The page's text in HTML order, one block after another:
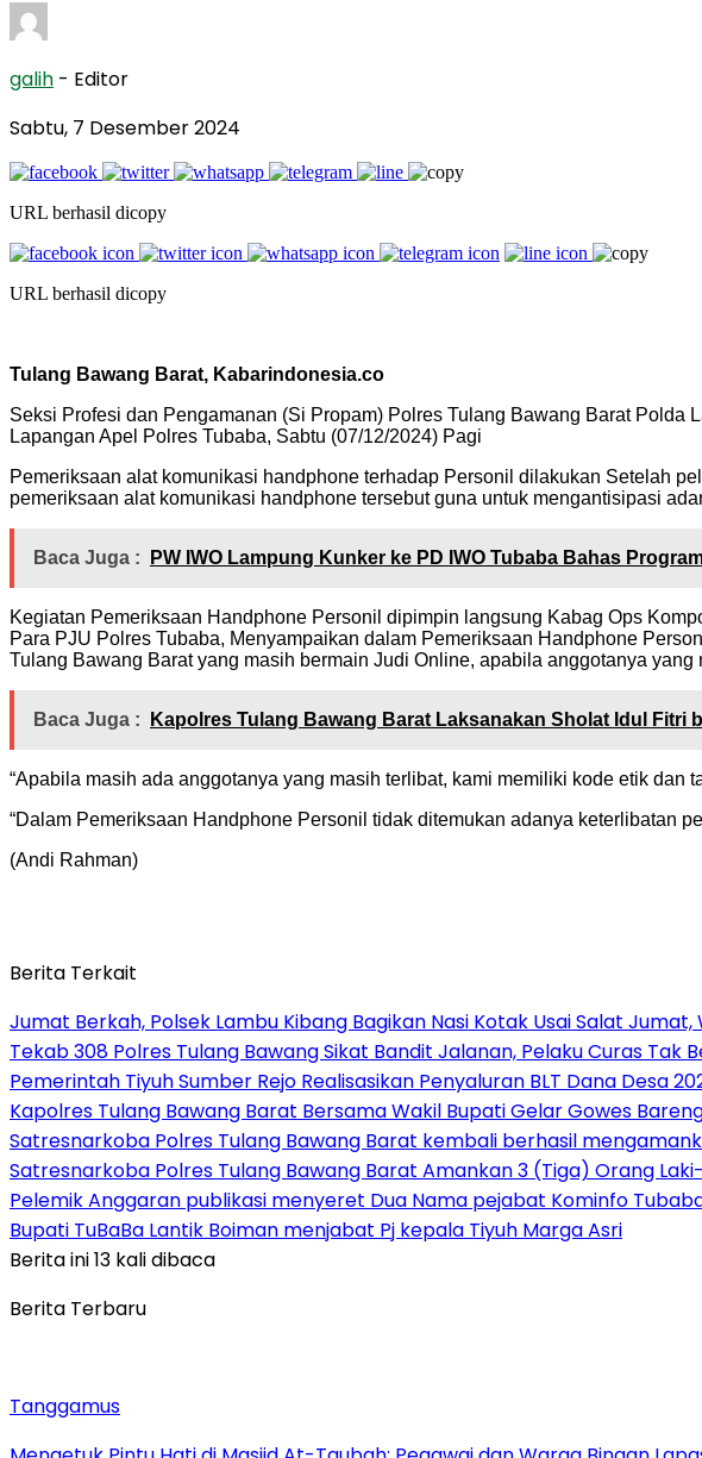
galih - Editor
Sabtu, 7 Desember 2024
URL berhasil dicopy
URL berhasil dicopy
Tulang Bawang Barat, Kabarindonesia.co
Seksi Profesi dan Pengamanan (Si Propam) Polres Tulang Bawang Barat
Lapangan Apel Polres Tubaba, Sabtu (07/12/2024) Pagi
Pemeriksaan alat komunikasi handphone terhadap Personil dilakukan Setelah
pemeriksaan alat komunikasi handphone tersebut guna untuk mengantisipasi
Baca Juga : PW IWO Lampung Kunker ke PD IWO Tubaba Bahas
Kegiatan Pemeriksaan Handphone Personil dipimpin langsung Kabag Ops
Para PJU Polres Tubaba, Menyampaikan dalam Pemeriksaan Handphone
Tulang Bawang Barat yang masih bermain Judi Online, apabila anggotanya
Baca Juga : Kapolres Tulang Bawang Barat Laksanakan Sholat Idul Fitri
“Apabila masih ada anggotanya yang masih terlibat, kami memiliki kode etik
“Dalam Pemeriksaan Handphone Personil tidak ditemukan adanya keterlibatan
(Andi Rahman)
Berita Terkait
Jumat Berkah, Polsek Lambu Kibang Bagikan Nasi Kotak Usai Salat
Tekab 308 Polres Tulang Bawang Sikat Bandit Jalanan, Pelaku Curas Tak
Pemerintah Tiyuh Sumber Rejo Realisasikan Penyaluran BLT Dana Desa
Kapolres Tulang Bawang Barat Bersama Wakil Bupati Gelar Gowes
Satresnarkoba Polres Tulang Bawang Barat kembali berhasil
Satresnarkoba Polres Tulang Bawang Barat Amankan 3 (Tiga) Orang
Pelemik Anggaran publikasi menyeret Dua Nama pejabat Kominfo
Bupati TuBaBa Lantik Boiman menjabat Pj kepala Tiyuh Marga Asri
Berita ini 13 kali dibaca
Berita Terbaru
Tanggamus